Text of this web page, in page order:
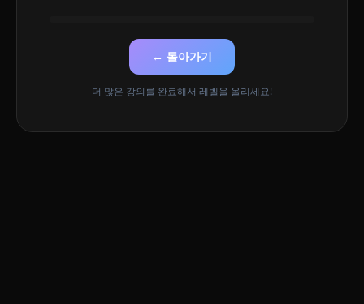
← 돌아가기
더 많은 강의를 완료해서 레벨을 올리세요!